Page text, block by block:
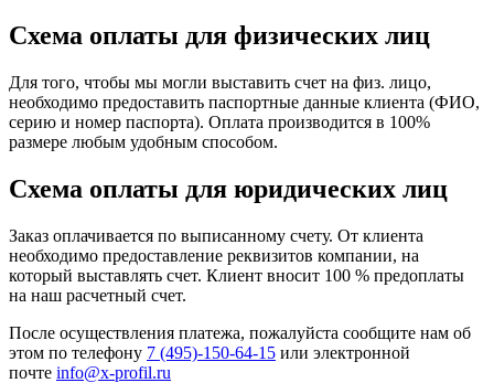
Схема оплаты для физических лиц
Для того, чтобы мы могли выставить счет на физ. лицо,
необходимо предоставить паспортные данные клиента (ФИО,
серию и номер паспорта). Оплата производится в 100%
размере любым удобным способом.
Схема оплаты для юридических лиц
Заказ оплачивается по выписанному счету. От клиента
необходимо предоставление реквизитов компании, на
который выставлять счет. Клиент вносит 100 % предоплаты
на наш расчетный счет.
После осуществления платежа, пожалуйста сообщите нам об
этом по телефону 7 (495)-150-64-15 или электронной
почте info@x-profil.ru